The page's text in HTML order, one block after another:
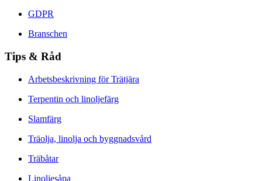
GDPR
Branschen
Tips & Råd
Arbetsbeskrivning för Trätjära
Terpentin och linoljefärg
Slamfärg
Träolja, linolja och byggnadsvård
Träbåtar
Linoljesåpa